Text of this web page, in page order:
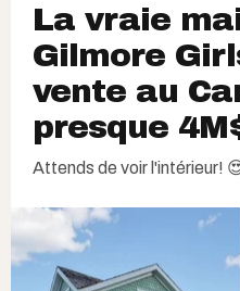
La vraie
Gilmore
vente au
presque
Attends de voir l'intérieur!